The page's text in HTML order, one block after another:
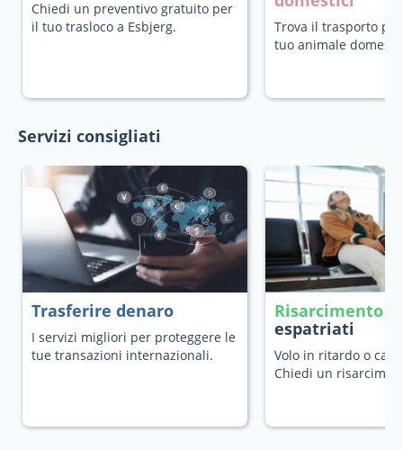
Chiedi un preventivo gratuito per
il tuo trasloco a Esbjerg.
Trova il trasporto
tuo animale
Servizi consigliati
Trasferire denaro
I servizi migliori per proteggere le
tue transazioni internazionali.
Risarcimento
espatriati
Volo in ritardo o
Chiedi un